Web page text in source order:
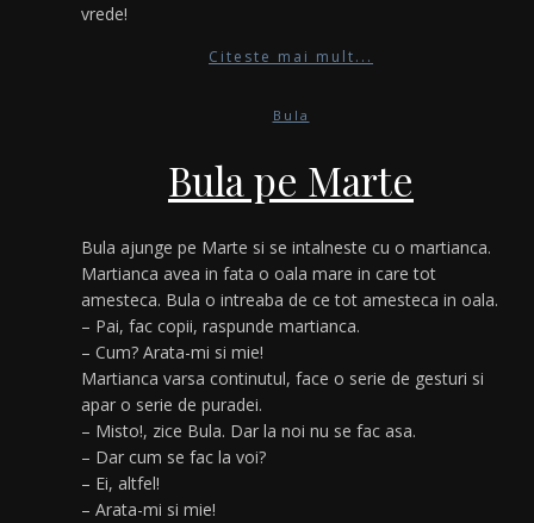
vrede!
Citeste mai mult...
Bula
Bula pe Marte
Bula ajunge pe Marte si se intalneste cu o martianca.
Martianca avea in fata o oala mare in care tot
amesteca. Bula o intreaba de ce tot amesteca in oala.
– Pai, fac copii, raspunde martianca.
– Cum? Arata-mi si mie!
Martianca varsa continutul, face o serie de gesturi si
apar o serie de puradei.
– Misto!, zice Bula. Dar la noi nu se fac asa.
– Dar cum se fac la voi?
– Ei, altfel!
– Arata-mi si mie!